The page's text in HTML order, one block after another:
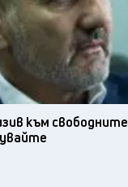
към